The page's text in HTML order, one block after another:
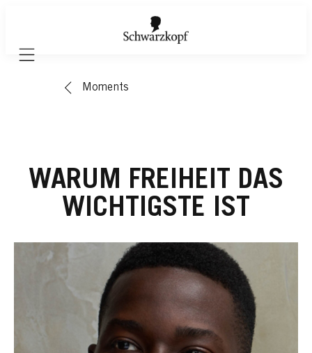
Mobile navigation
Moments
WARUM FREIHEIT DAS
WICHTIGSTE IST